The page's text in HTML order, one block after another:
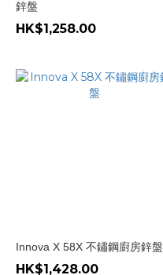
鋅盤
HK$1,258.00
Innova X 58X 不鏽鋼廚房鋅盤
HK$1,428.00